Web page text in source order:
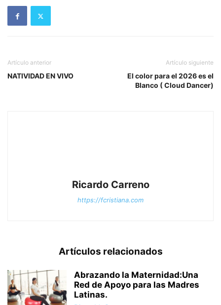
Artículo anterior
NATIVIDAD EN VIVO
Artículo siguiente
El color para el 2026 es el
Blanco ( Cloud Dancer)
Ricardo Carreno
https://fcristiana.com
Artículos relacionados
Abrazando la Maternidad:Una
Red de Apoyo para las Madres
Latinas.